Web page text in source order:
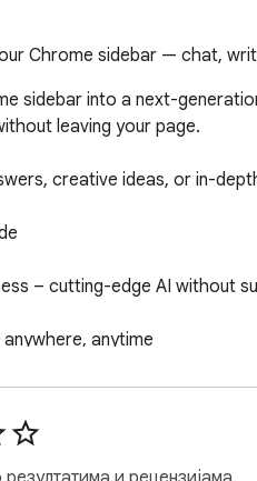
Chrome sidebar — chat,
sidebar into a next-
leaving your page.
creative ideas, or in-
– cutting-edge AI without
anytime
rewrite, and improve any
and explain code in
for work, study, or travel
– focus on what matters